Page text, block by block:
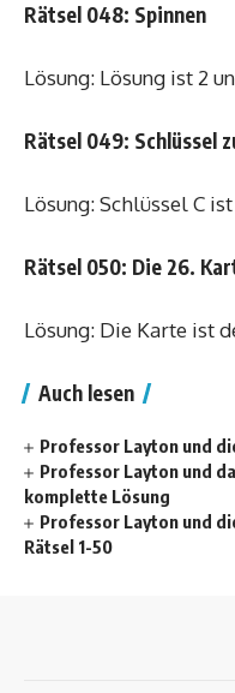
Rätsel 048: Spinnen
Lösung: Lösung ist 2
Rätsel 049: Schlüssel
Lösung: Schlüssel C
Rätsel 050: Die 26.
Lösung: Die Karte ist
Auch lesen
Professor Layton und
Professor Layton und
komplette Lösung
Professor Layton und
Rätsel 1-50